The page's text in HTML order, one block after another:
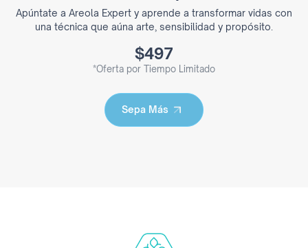
Apúntate a Areola Expert y aprende a transformar vidas con
una técnica que aúna arte, sensibilidad y propósito.
$497
*Oferta por Tiempo Limitado
Sepa Más